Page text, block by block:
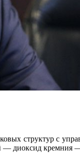
структур с
диоксид